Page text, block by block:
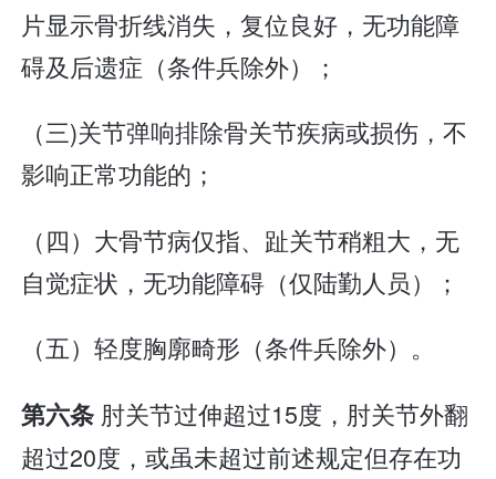
片显示骨折线消失，复位良好，无功能障
碍及后遗症（条件兵除外）；
（三)关节弹响排除骨关节疾病或损伤，不
影响正常功能的；
（四）大骨节病仅指、趾关节稍粗大，无
自觉症状，无功能障碍（仅陆勤人员）；
（五）轻度胸廓畸形（条件兵除外）。
第六条 肘关节过伸超过15度，肘关节外翻
超过20度，或虽未超过前述规定但存在功